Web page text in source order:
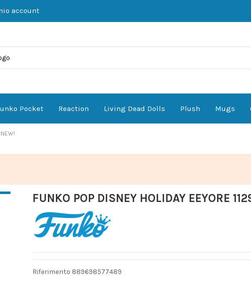
account
Pocket Reaction Living Dead Dolls Plush Mugs
FUNKO POP DISNEY HOLIDAY EEYORE
Riferimento 889698577489